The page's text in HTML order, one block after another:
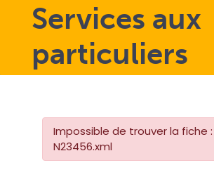
Services aux
particuliers
Impossible de trouver la fiche :
N23456.xml